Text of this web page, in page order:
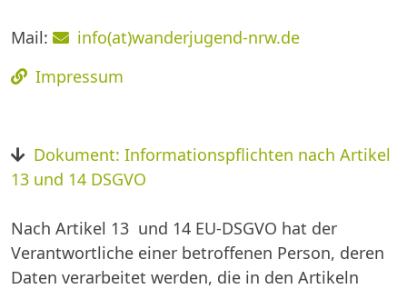
Mail:
info(at)wanderjugend-nrw.de
Impressum
Dokument: Informationspflichten nach Artikel
13 und 14 DSGVO
Nach Artikel 13 und 14 EU-DSGVO hat der
Verantwortliche einer betroffenen Person, deren
Daten verarbeitet werden, die in den Artikeln